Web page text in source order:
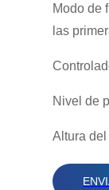
Modo de
las
Nivel de
Altura del